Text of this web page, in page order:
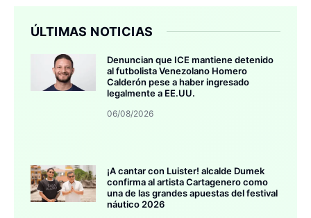
ÚLTIMAS NOTICIAS
Denuncian que ICE mantiene detenido
al futbolista Venezolano Homero
Calderón pese a haber ingresado
legalmente a EE.UU.
06/08/2026
¡A cantar con Luister! alcalde Dumek
confirma al artista Cartagenero como
una de las grandes apuestas del festival
náutico 2026